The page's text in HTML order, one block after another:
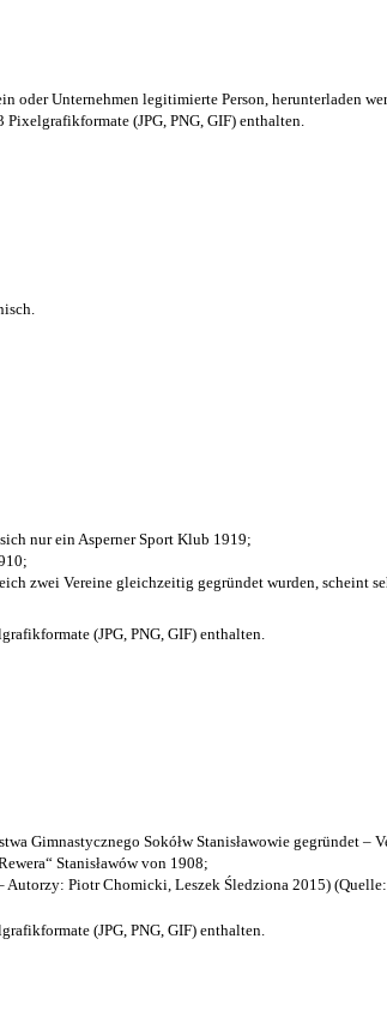
oder Unternehmen legitimierte Person, herunterladen
(JPG, PNG, GIF) enthalten.
nur ein Asperner Sport Klub 1919;
;
zwei Vereine gleichzeitig gegründet wurden, scheint
(JPG, PNG, GIF) enthalten.
Gimnastycznego Sokółw Stanisławowie gegründet –
Stanisławów von 1908;
Piotr Chomicki, Leszek Śledziona 2015) (Quelle:
(JPG, PNG, GIF) enthalten.